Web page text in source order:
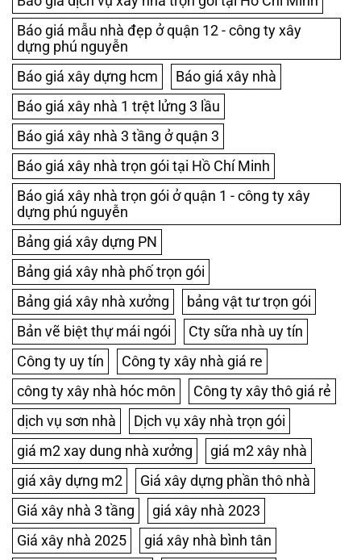
Báo giá mẫu nhà đẹp ở quận 12 - công ty xây
dựng phú nguyễn
Báo giá xây dựng hcm
Báo giá xây nhà
Báo giá xây nhà 1 trệt lửng 3 lầu
Báo giá xây nhà 3 tầng ở quận 3
Báo giá xây nhà trọn gói tại Hồ Chí Minh
Báo giá xây nhà trọn gói ở quận 1 - công ty xây
dựng phú nguyễn
Bảng giá xây dựng PN
Bảng giá xây nhà phố trọn gói
Bảng giá xây nhà xưởng
bảng vật tư trọn gói
Bản vẽ biệt thự mái ngói
Cty sữa nhà uy tín
Công ty uy tín
Công ty xây nhà giá re
công ty xây nhà hóc môn
Công ty xây thô giá rẻ
dịch vụ sơn nhà
Dịch vụ xây nhà trọn gói
giá m2 xay dung nhà xưởng
giá m2 xây nhà
giá xây dựng m2
Giá xây dựng phần thô nhà
Giá xây nhà 3 tầng
giá xây nhà 2023
Giá xây nhà 2025
giá xây nhà bình tân